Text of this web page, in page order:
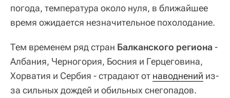
погода, температура около нуля, в ближайшее
время ожидается незначительное похолодание.
Тем временем ряд стран Балканского региона -
Албания, Черногория, Босния и Герцеговина,
Хорватия и Сербия - страдают от наводнений из-
за сильных дождей и обильных снегопадов.